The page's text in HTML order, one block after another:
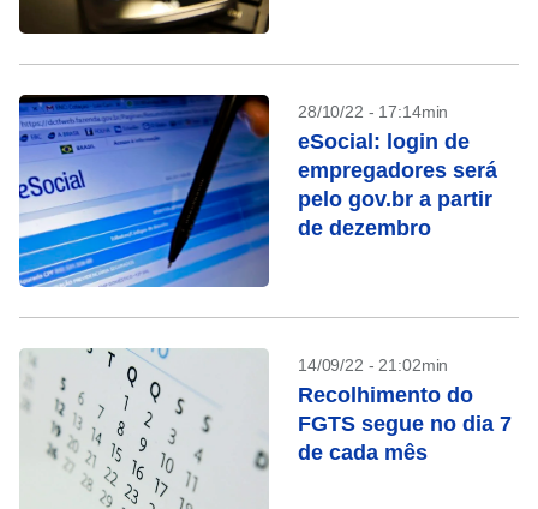
28/10/22 - 17:14min
eSocial: login de
empregadores será
pelo gov.br a partir
de dezembro
14/09/22 - 21:02min
Recolhimento do
FGTS segue no dia 7
de cada mês